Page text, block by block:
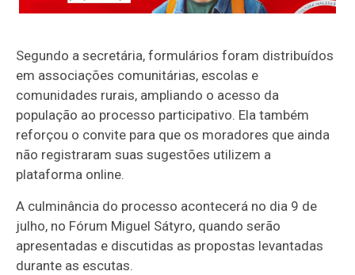
Segundo a secretária, formulários foram distribuídos
em associações comunitárias, escolas e
comunidades rurais, ampliando o acesso da
população ao processo participativo. Ela também
reforçou o convite para que os moradores que ainda
não registraram suas sugestões utilizem a
plataforma online.
A culminância do processo acontecerá no dia 9 de
julho, no Fórum Miguel Sátyro, quando serão
apresentadas e discutidas as propostas levantadas
durante as escutas.